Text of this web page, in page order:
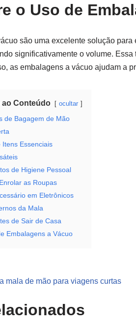
o Uso de
são uma excelente solução
significativamente o volume.
as embalagens a vácuo ajudam a
Conteúdo ocultar
de Bagagem de Mão
Essenciais
de Higiene Pessoal
as Roupas
em Eletrônicos
da Mala
de Sair de Casa
Embalagens a Vácuo
mala de mão para viagens curtas